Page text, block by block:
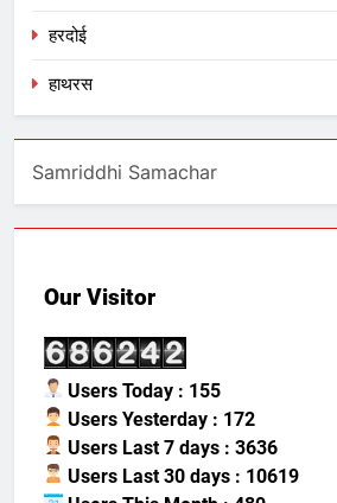
हरदोई
हाथरस
Samriddhi Samachar
Our Visitor
Users Today : 155
Users Yesterday : 172
Users Last 7 days : 3636
Users Last 30 days : 10619